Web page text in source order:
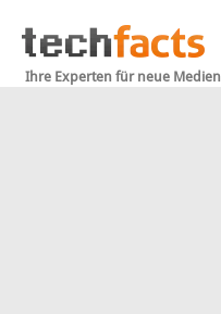
Ihre Experten für neue Medien